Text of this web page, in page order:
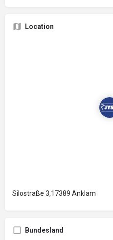
Location
Silostraße 3,17389 Anklam
Bundesland